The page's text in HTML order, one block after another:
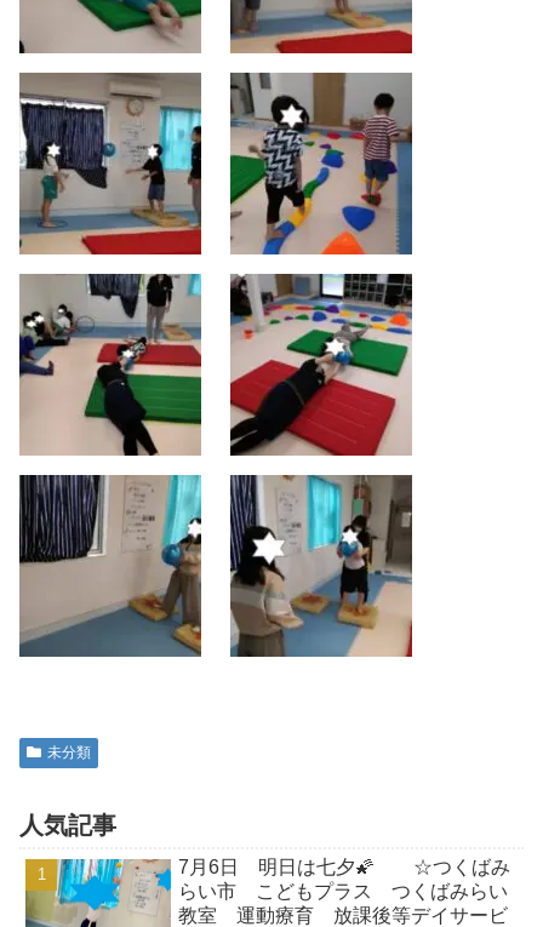
未分類
人気記事
7月6日 明日は七夕🌠 ☆つくばみ
らい市 こどもプラス つくばみらい
教室 運動療育 放課後等デイサービ